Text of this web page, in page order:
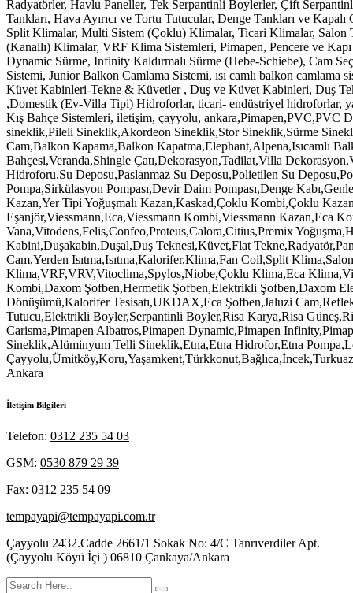
İletişim Bilgileri
Telefon: 0312 235 54 03
GSM: 0530 879 29 39
Fax: 0312 235 54 09
tempayapi@tempayapi.com.tr
Çayyolu 2432.Cadde 2661/1 Sokak No: 4/C Tanrıverdiler Apt.
(Çayyolu Köyü İçi ) 06810 Çankaya/Ankara